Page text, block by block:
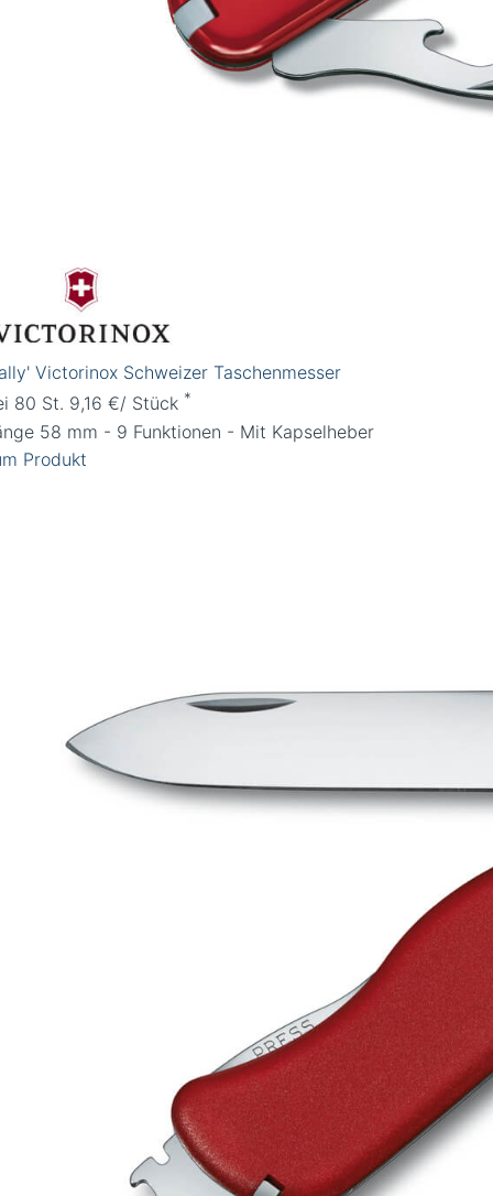
Victorinox Schweizer Taschenmesser
80 St. 9,16 €/ Stück *
58 mm - 9 Funktionen - Mit Kapselheber
Produkt